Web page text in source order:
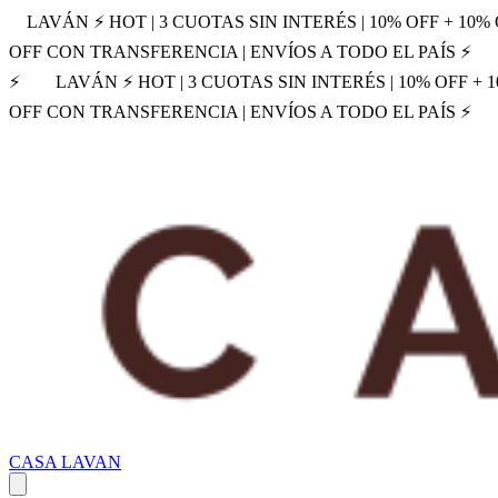
LAVÁN ⚡ HOT | 3 CUOTAS SIN INTERÉS | 10% OFF +
OFF CON TRANSFERENCIA | ENVÍOS A TODO EL PAÍS ⚡
⚡
LAVÁN ⚡ HOT | 3 CUOTAS SIN INTERÉS | 10% OFF +
OFF CON TRANSFERENCIA | ENVÍOS A TODO EL PAÍS ⚡
CASA LAVAN